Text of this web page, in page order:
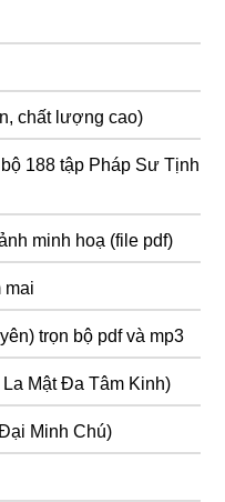
chất lượng cao)
188 tập Pháp Sư Tịnh
minh hoạ (file pdf)
mai
trọn bộ pdf và mp3
Mật Đa Tâm Kinh)
Minh Chú)